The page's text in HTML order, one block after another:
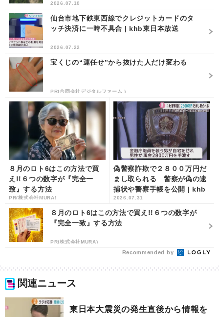
2026.07.10
仙台市地下鉄東西線でクレジットカードのタ
ッチ決済に一時不具合 | khb東日本放送
2026.07.22
宝くじの“運任せ”から抜けた人だけ変わる
PR(合同会社デジタルファーム )
８月のロト6はこの方法で買
え!!６つの数字が『完全一
致』する方法
PR(株式会社MURA)
偽警察詐欺で２８００万円だ
まし取られる 警察が偽の逮
捕状や警察手帳を公開 | khb
東日本放送
2026.07.31
８月のロト6はこの方法で買え!!６つの数字が
『完全一致』する方法
PR(株式会社MURA)
Recommended by
関連ニュース
東日本大震災の発生直後から情報を